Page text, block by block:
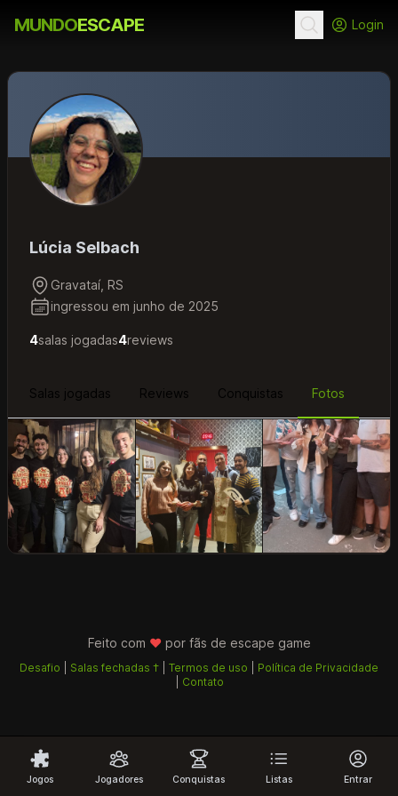
MUNDOESCAPE Login
Lúcia Selbach
Gravataí, RS
ingressou em junho de 2025
4salas jogadas4reviews
Salas jogadas Reviews Conquistas Fotos
Jogos Jogadores Conquistas Listas Entrar
Feito com ♥por fãs de escape game
Desafio Salas fechadas † Termos de uso
Política de Privacidade
Contato